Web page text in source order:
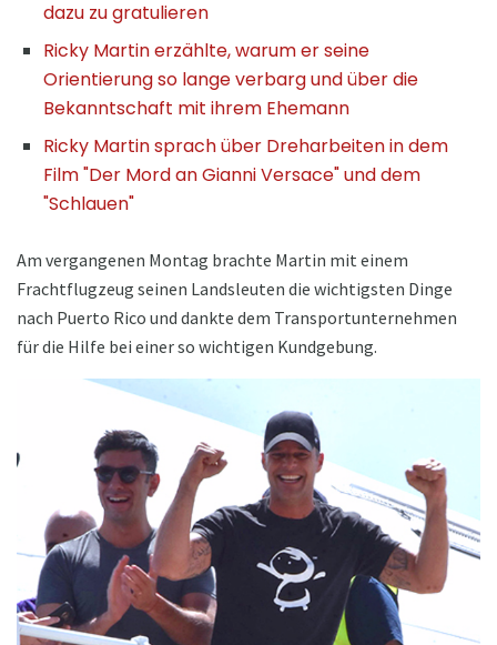
dazu zu gratulieren
Ricky Martin erzählte, warum er seine
Orientierung so lange verbarg und über die
Bekanntschaft mit ihrem Ehemann
Ricky Martin sprach über Dreharbeiten in dem
Film "Der Mord an Gianni Versace" und dem
"Schlauen"
Am vergangenen Montag brachte Martin mit einem
Frachtflugzeug seinen Landsleuten die wichtigsten Dinge
nach Puerto Rico und dankte dem Transportunternehmen
für die Hilfe bei einer so wichtigen Kundgebung.